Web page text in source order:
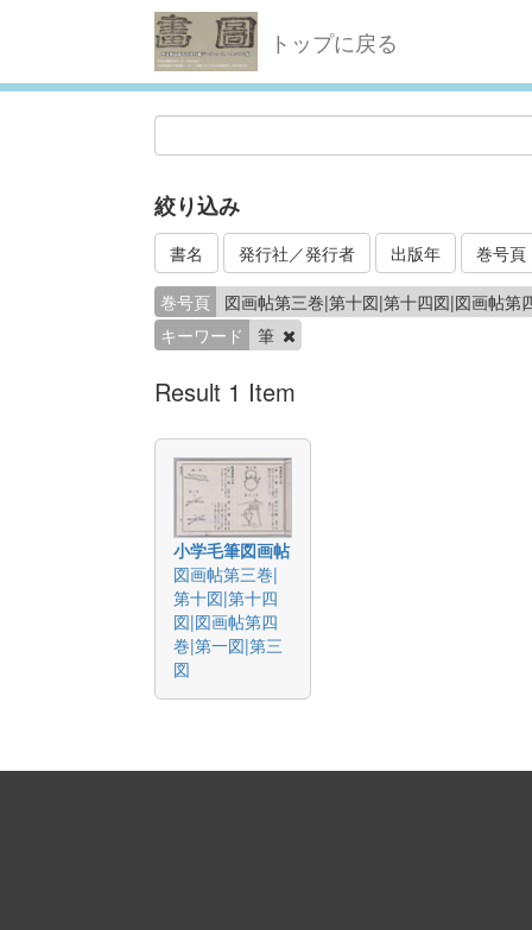
トップに戻る
絞り込み
書名 発行社／発行者 出版年 巻号頁
巻号頁
図画帖第三巻|第十図|第十四図|図画帖
キーワード
筆
Result 1 Item
小学毛筆図画帖
図画帖第三巻|
第十図|第十四
図|図画帖第四
巻|第一図|第三
図